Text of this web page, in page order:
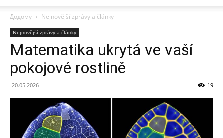
Додому Nejnovější zprávy a články
Nejnovější zprávy a články
Matematika ukrytá ve vaší
pokojové rostlině
20.05.2026 19